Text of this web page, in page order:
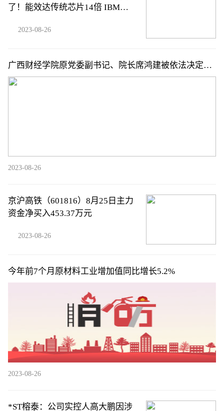
了！能效达传统芯片14倍 IBM开
2023-08-26
广西财经学院原党委副书记、院长席鸿建被依法决定逮
捕
2023-08-26
京沪高铁（601816）8月25日主力
资金净买入453.37万元
2023-08-26
今年前7个月原材料工业增加值同比增长5.2%
2023-08-26
*ST榕泰：公司实控人高大鹏因涉